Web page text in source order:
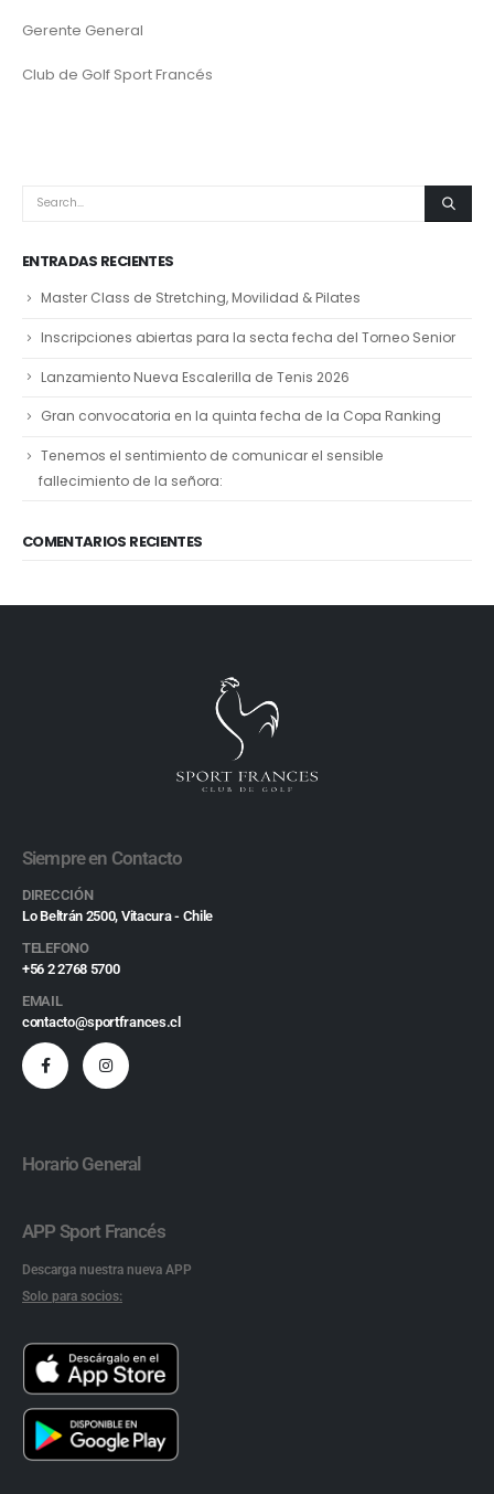
Gerente General
Club de Golf Sport Francés
ENTRADAS RECIENTES
Master Class de Stretching, Movilidad & Pilates
Inscripciones abiertas para la secta fecha del Torneo Senior
Lanzamiento Nueva Escalerilla de Tenis 2026
Gran convocatoria en la quinta fecha de la Copa Ranking
Tenemos el sentimiento de comunicar el sensible
fallecimiento de la señora:
COMENTARIOS RECIENTES
Siempre en Contacto
DIRECCIÓN
Lo Beltrán 2500, Vitacura - Chile
TELEFONO
+56 2 2768 5700
EMAIL
contacto@sportfrances.cl
Horario General
APP Sport Francés
Descarga nuestra nueva APP
Solo para socios: